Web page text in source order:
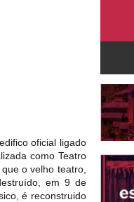
oficial ligado
como Teatro
o velho teatro,
em 9 de
é reconstruido